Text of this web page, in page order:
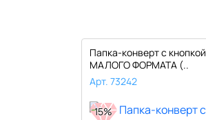
Папка-конверт с кнопкой
МАЛОГО ФОРМАТА (..
Арт. 73242
15%